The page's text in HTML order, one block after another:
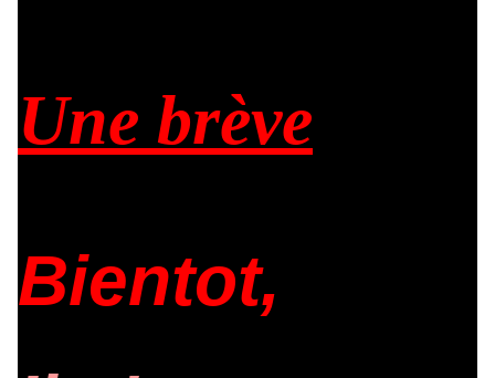
Une brève
Bientot,